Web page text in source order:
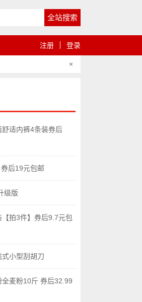
注册 登录
×
舒适内裤4条装券后
后19元包邮
级版
拍3件】券后9.7元包
小型刮胡刀
全麦粉10斤 券后32.99